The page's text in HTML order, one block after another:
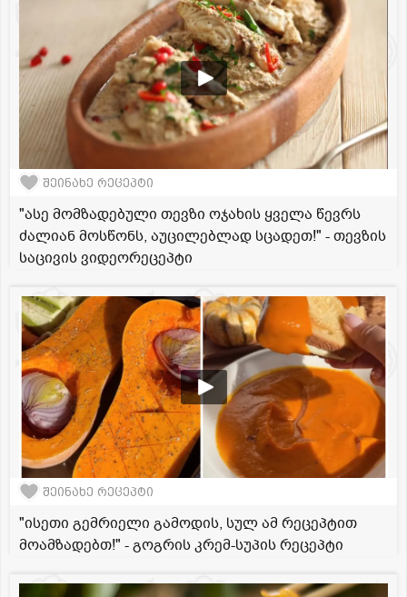
შეინახე რეცეპტი
"ასე მომზადებული თევზი ოჯახის ყველა წევრს
ძალიან მოსწონს, აუცილებლად სცადეთ!" - თევზის
საცივის ვიდეორეცეპტი
შეინახე რეცეპტი
"ისეთი გემრიელი გამოდის, სულ ამ რეცეპტით
მოამზადებთ!" - გოგრის კრემ-სუპის რეცეპტი